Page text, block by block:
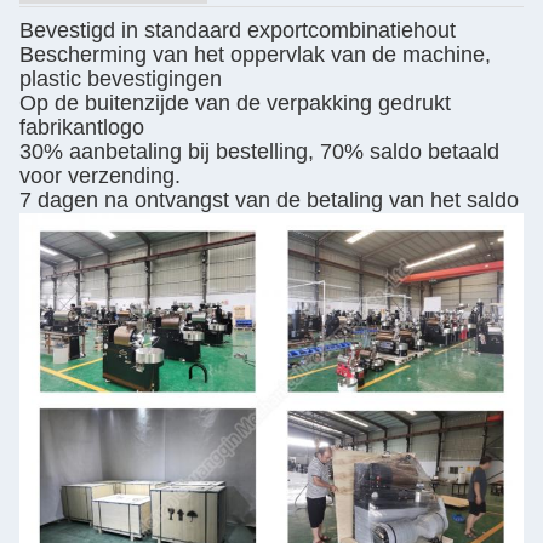
Bevestigd in standaard exportcombinatiehout
Bescherming van het oppervlak van de machine,
plastic bevestigingen
Op de buitenzijde van de verpakking gedrukt
fabrikantlogo
30% aanbetaling bij bestelling, 70% saldo betaald
voor verzending.
7 dagen na ontvangst van de betaling van het saldo